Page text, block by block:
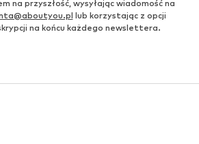
na przyszłość, wysyłając wiadomość na
lub korzystając z opcji
na końcu każdego newslettera.